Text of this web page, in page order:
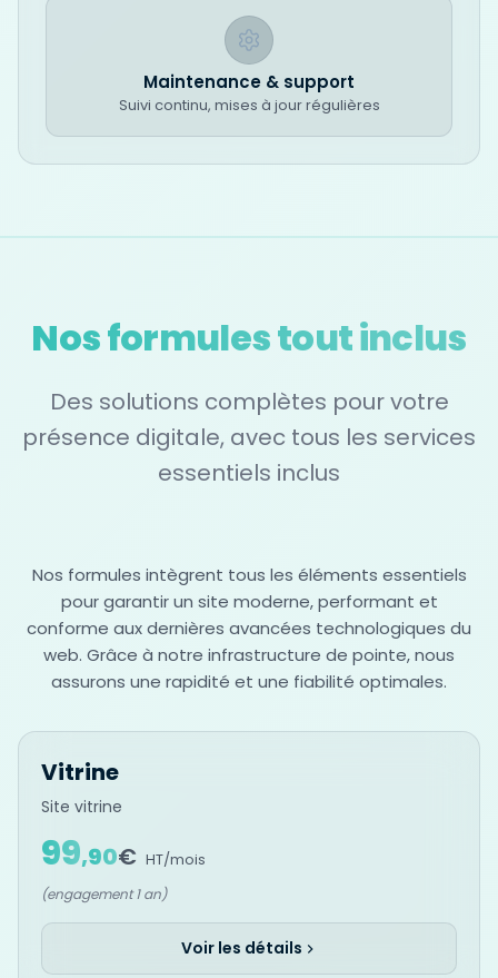
Maintenance & support
Suivi continu, mises à jour régulières
Nos formules tout inclus
Des solutions complètes pour votre
présence digitale, avec tous les services
essentiels inclus
Nos formules intègrent tous les éléments essentiels
pour garantir un site moderne, performant et
conforme aux dernières avancées technologiques du
web. Grâce à notre infrastructure de pointe, nous
assurons une rapidité et une fiabilité optimales.
Vitrine
Site vitrine
99,90€ HT/mois
(engagement 1 an)
Voir les détails